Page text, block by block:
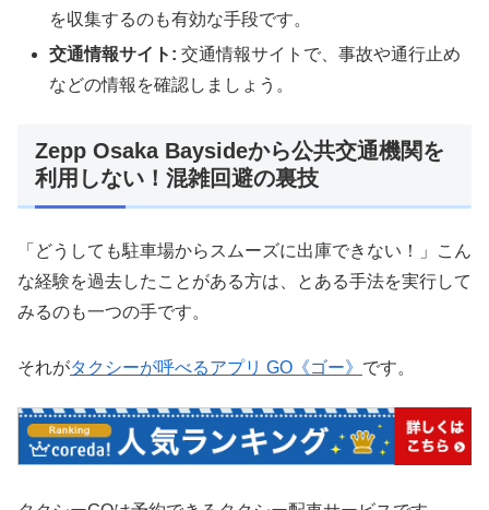
を収集するのも有効な手段です。
交通情報サイト: 交通情報サイトで、事故や通行止め
などの情報を確認しましょう。
Zepp Osaka Baysideから公共交通機関を
利用しない！混雑回避の裏技
「どうしても駐車場からスムーズに出庫できない！」こん
な経験を過去したことがある方は、とある手法を実行して
みるのも一つの手です。
それがタクシーが呼べるアプリ GO《ゴー》 です。